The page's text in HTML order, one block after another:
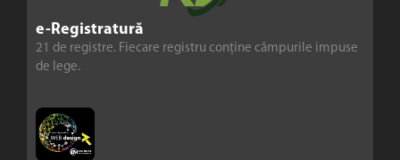
e-Registratură
21 de registre. Fiecare registru conține câmpurile impuse
de lege.